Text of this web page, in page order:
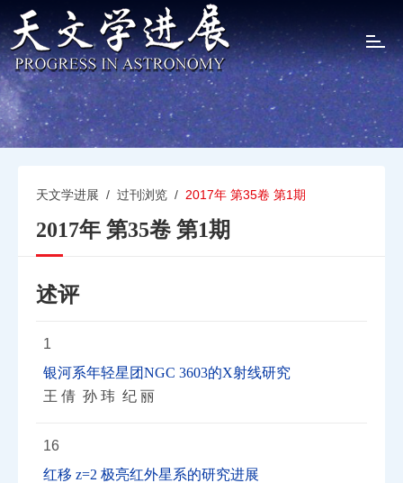
T
o
g
l
e
天文学进展 / 过刊浏览 / 2017年 第35卷 第1期
2017年 第35卷 第1期
述评
1
银河系年轻星团NGC 3603的X射线研究
王 倩 孙 玮 纪 丽
16
红移 z=2 极亮红外星系的研究进展